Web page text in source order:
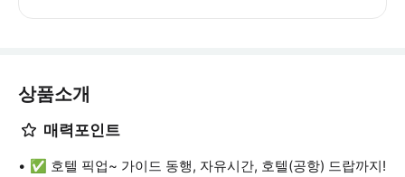
상품소개
매력포인트
✅ 호텔 픽업~ 가이드 동행, 자유시간, 호텔(공항) 드랍까지!